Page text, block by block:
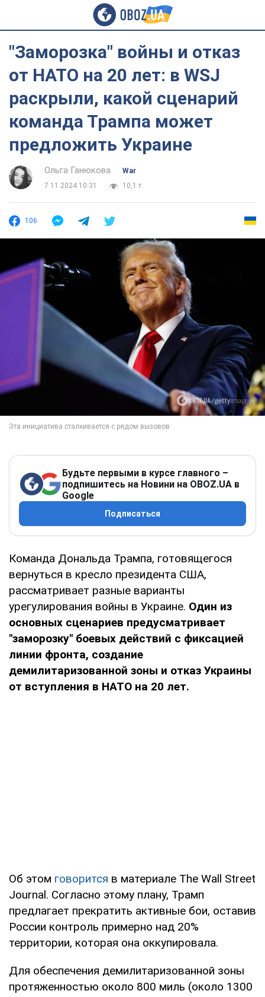
"Заморозка" войны и отказ
от НАТО на 20 лет: в WSJ
раскрыли, какой сценарий
команда Трампа может
предложить Украине
Ольга Ганюкова
War
7.11.2024 10:31
10,1 т.
106
Будьте первыми в курсе главного –
подпишитесь на Новини на OBOZ.UA в
Google
Подписаться
Команда Дональда Трампа, готовящегося
вернуться в кресло президента США,
рассматривает разные варианты
урегулирования войны в Украине. Один из
основных сценариев предусматривает
"заморозку" боевых действий с фиксацией
линии фронта, создание
демилитаризованной зоны и отказ Украины
от вступления в НАТО на 20 лет.
Об этом говорится в материале The Wall Street
Journal. Согласно этому плану, Трамп
предлагает прекратить активные бои, оставив
России контроль примерно над 20%
территории, которая она оккупировала.
Для обеспечения демилитаризованной зоны
протяженностью около 800 миль (около 1300